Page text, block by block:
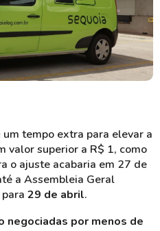
um tempo extra para elevar a
valor superior a R$ 1, como
o ajuste acabaria em 27 de
a Assembleia Geral
29 de abril.
negociadas por menos de